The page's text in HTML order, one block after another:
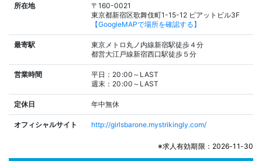
所在地
〒160-0021
東京都新宿区歌舞伎町1-15-12 ピアットビル3F
【GoogleMAPで場所を確認する】
最寄駅
東京メトロ丸ノ内線新宿駅徒歩４分
都営大江戸線新宿西口駅徒歩５分
営業時間
平日：20:00～LAST
週末：20:00～LAST
定休日 年中無休
オフィシャルサイト http://girlsbarone.mystrikingly.com/
※求人有効期限：2026-11-30